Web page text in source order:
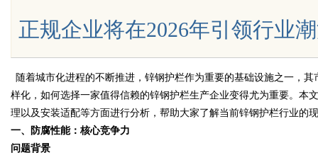
Bo
正规企业将在2026年引领行业
随着城市化进程的不断推进，锌钢护栏作为重要的基础设施之一，
样化，如何选择一家值得信赖的锌钢护栏生产企业变得尤为重要。本
理以及安装适配等方面进行分析，帮助大家了解当前锌钢护栏行业的
一、防腐性能：核心竞争力
问题背景